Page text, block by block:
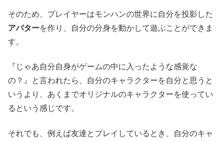
そのため、プレイヤーはモンハンの世界に自分を投影した
アバターを作り、自分の分身を動かして遊ぶことができま
す。
『じゃあ自分自身がゲームの中に入ったような感覚な
の？』と言われたら、自分のキャラクターを自分と思うと
いうより、あくまでオリジナルのキャラクターを使ってい
るという感じです。
それでも、例えば友達とプレイしているとき、自分のキャ